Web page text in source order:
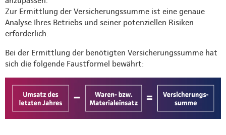
Zur Ermittlung der Versicherungssumme ist eine genaue
Analyse Ihres Betriebs und seiner potenziellen Risiken
erforderlich.
Bei der Ermittlung der benötigten Versicherungssumme hat
sich die folgende Faustformel bewährt: